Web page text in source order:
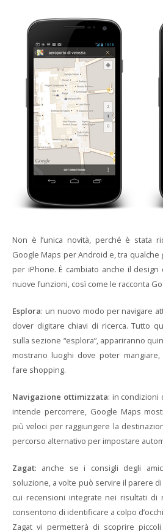
Non è l’unica novità, perché è stata
Google Maps per Android e, tra qualche
per iPhone. È cambiato anche il
nuove funzioni, così come le racconta
Esplora: un nuovo modo per navigare
dover digitare chiavi di ricerca. Tutto
sulla sezione “esplora”, appariranno
mostrano luoghi dove poter
fare shopping.
Navigazione ottimizzata: in condizioni
intende percorrere, Google Maps
più veloci per raggiungere la
percorso alternativo per impostare
Zagat: anche se i consigli degli
soluzione, a volte può servire il parere
cui recensioni integrate nei risultati di
consentono di identificare a colpo
Zagat vi permetterà di scoprire